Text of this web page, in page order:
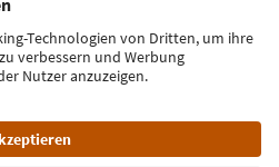
anmelden